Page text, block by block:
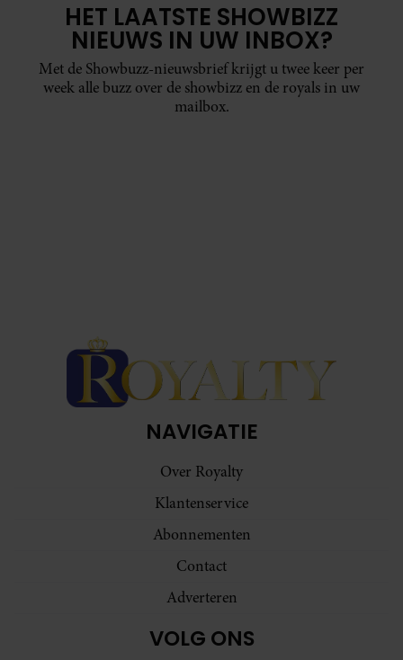
HET LAATSTE SHOWBIZZ
NIEUWS IN UW INBOX?
Met de Showbuzz-nieuwsbrief krijgt u twee keer per
week alle buzz over de showbizz en de royals in uw
mailbox.
NAVIGATIE
Over Royalty
Klantenservice
Abonnementen
Contact
Adverteren
VOLG ONS